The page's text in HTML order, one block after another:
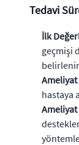
Tedavi
İlk
geçmişi
Ameliyat
hastaya
Ameliyat